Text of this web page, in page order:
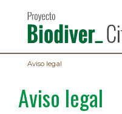
contenido
principal
Aviso legal
Aviso legal